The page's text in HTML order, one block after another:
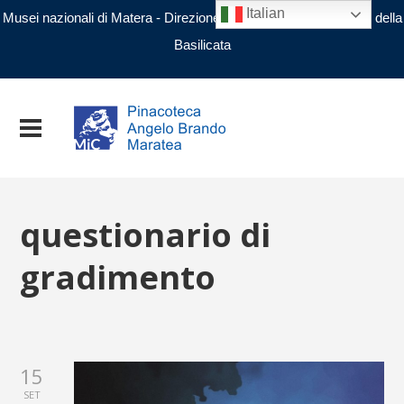
Musei nazionali di Matera - Direzione regionale Musei nazionali della
Basilicata
questionario di
gradimento
15
SET
Italian